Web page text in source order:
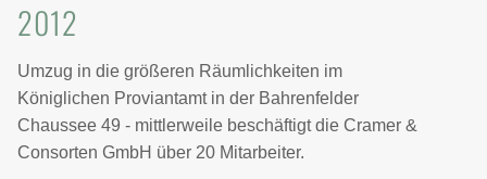
2012
Umzug in die größeren Räumlichkeiten im
Königlichen Proviantamt in der Bahrenfelder
Chaussee 49 - mittlerweile beschäftigt die Cramer &
Consorten GmbH über 20 Mitarbeiter.